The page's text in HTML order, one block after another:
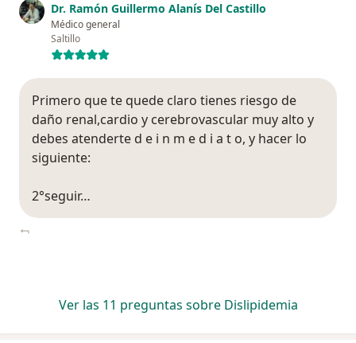
Dr. Ramón Guillermo Alanís Del Castillo
Médico general
Saltillo
Primero que te quede claro tienes riesgo de
daño renal,cardio y cerebrovascular muy alto y
debes atenderte d e i n m e d i a t o, y hacer lo
siguiente:
2°seguir…
Ver las 11 preguntas sobre Dislipidemia